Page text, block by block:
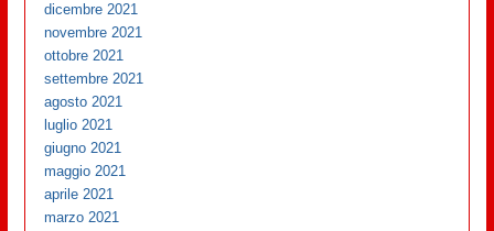
dicembre 2021
novembre 2021
ottobre 2021
settembre 2021
agosto 2021
luglio 2021
giugno 2021
maggio 2021
aprile 2021
marzo 2021